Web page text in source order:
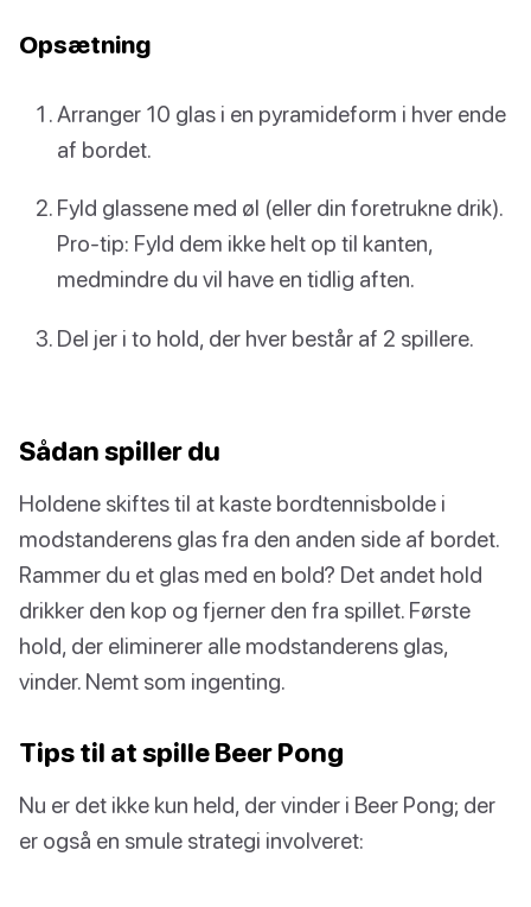
Opsætning
Arranger 10 glas i en pyramideform i hver ende
af bordet.
Fyld glassene med øl (eller din foretrukne drik).
Pro-tip: Fyld dem ikke helt op til kanten,
medmindre du vil have en tidlig aften.
Del jer i to hold, der hver består af 2 spillere.
Sådan spiller du
Holdene skiftes til at kaste bordtennisbolde i
modstanderens glas fra den anden side af bordet.
Rammer du et glas med en bold? Det andet hold
drikker den kop og fjerner den fra spillet. Første
hold, der eliminerer alle modstanderens glas,
vinder. Nemt som ingenting.
Tips til at spille Beer Pong
Nu er det ikke kun held, der vinder i Beer Pong; der
er også en smule strategi involveret: